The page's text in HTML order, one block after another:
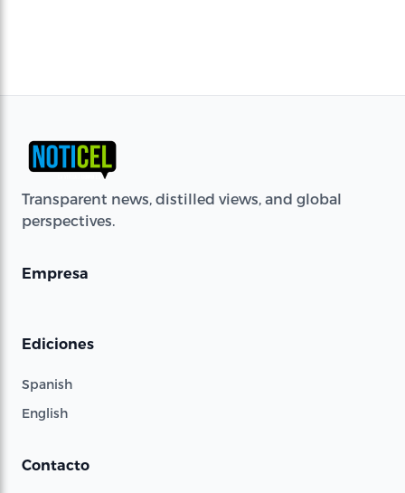
Transparent news, distilled views, and global
perspectives.
Empresa
Ediciones
Spanish
English
Contacto